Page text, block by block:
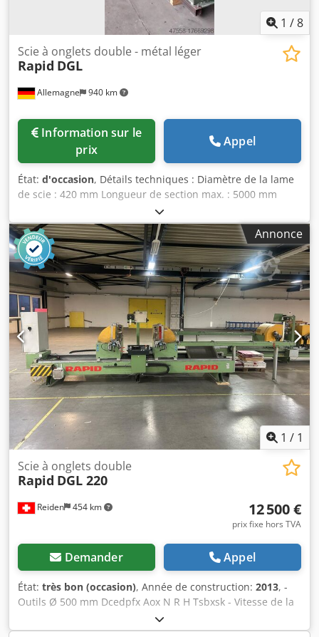
1 /8
Allemagne 940 km
Scie à onglets double - métal léger
Rapid DGL
prix
Appel
État: d'occasion, Détails techniques : Diamètre de la lame
de scie : 420 mm Longueur de section max. : 5000 mm
Zone de coupe : H x L : 180 x 100 mm Pression d'air -
nécessaire : 6 bar Coupes en biais - des deux côtés : 45° -
90° (manuel) °. Tension de service : 380 / 220 V Dcsdpfxsu
Nigwo Abxek Puissance totale requise : env. 8,0 kW Poids
de la machine env. : sur demande t Dimensions de la
machine env. L x l x H : 6,4 x 1,3 x 2,0 m Scie circulaire avec
2x chevalets de sciage pour la découpe de profilés avec
des coupes obliques jusqu'à 45°. Commande de
positionnement à microprocesseur BECKHOFF E 70-300
avec codeur absolu. Affichage numérique Course de
chaque chevalet de sciage = 2350mm, motorisée Vérin de
serrage pour chaque scie horizontale et verticale, manuel
Dispositif de pulvérisation avance hydropneumatique
Utilisation de lames de scie HM *
Annonce
1 / 1
Reiden 454 km
Scie à onglets double
Rapid DGL 220
12 500 €
prix fixe hors TVA
Demander Appel
État: très bon (occasion), Année de construction: 2013, -
Outils Ø 500 mm Dcedpfx Aox N R H Tsbxsk - Vitesse de la
lame 2800 tr/min - Poids env. 1500 kg